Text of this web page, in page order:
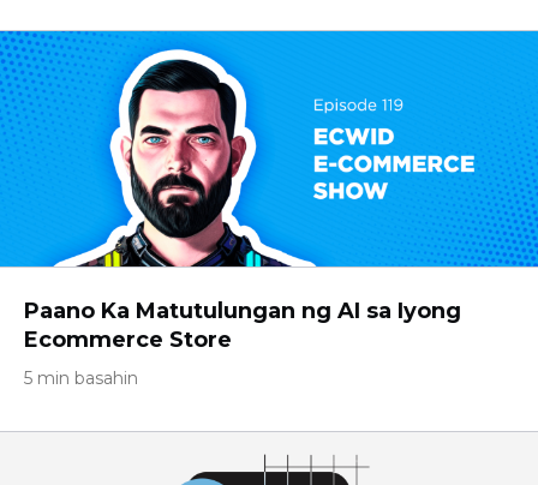
Paano Ka Matutulungan ng AI sa Iyong
Ecommerce Store
5 min basahin